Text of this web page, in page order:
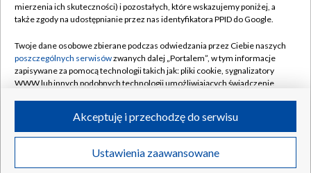
Naziemna Telewizja Cyfrowa
Rada Programowa
System NOS
Informacje o nadawcy
Program dla prasy
Ogłoszenie przetargowe
Pomoc
Kontakt
Kanały
©2026 Telewizja Polska S.A. w likwidacji
mierzenia ich skuteczności) i pozostałych, które wskazujemy poniżej, a
także zgody na udostępnianie przez nas identyfikatora PPID do Google.
Twoje dane osobowe zbierane podczas odwiedzania przez Ciebie naszych
poszczególnych serwisówzwanych dalej „Portalem”, w tym informacje
zapisywane za pomocą technologii takich jak: pliki cookie, sygnalizatory
WWW lub innych podobnych technologii umożliwiających świadczenie
ruchu w Internecie.
Twoje dane osobowe zbierane podczas odwiedzania przez Ciebie
poszczególnych serwisówna Portalu, takie jak adresy IP, identyfikatory
Ustawienia zaawansowane
Akceptuję i przechodzę do serwisu